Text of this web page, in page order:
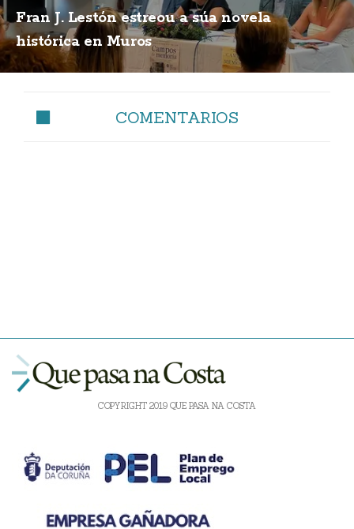
Fran J. Lestón estreou a súa novela
histórica en Muros
COMENTARIOS
COPYRIGHT 2019 QUE PASA NA COSTA